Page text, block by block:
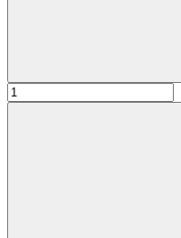
Количество
товара